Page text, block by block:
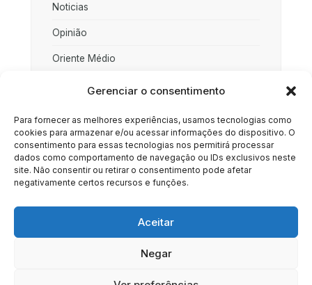
Gerenciar o consentimento
Para fornecer as melhores experiências, usamos tecnologias como
cookies para armazenar e/ou acessar informações do dispositivo. O
consentimento para essas tecnologias nos permitirá processar
dados como comportamento de navegação ou IDs exclusivos neste
site. Não consentir ou retirar o consentimento pode afetar
negativamente certos recursos e funções.
Aceitar
Negar
Noticias
Opinião
Oriente Médio
Rússia
Sociedade
Uncategorized
SOBRE BRASIL